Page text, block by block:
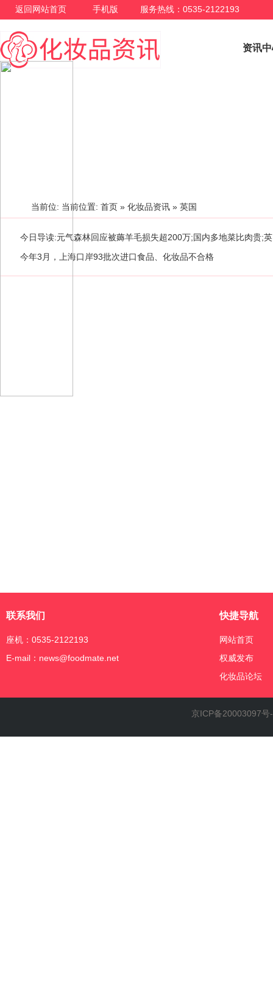
返回网站首页 手机版 服务热线：0535-2122193
资讯
当前位: 当前位置: 首页 » 化妆品资讯 » 英国
今日导读:元气森林回应被薅羊毛损失超200万;国内多地菜比肉贵;
日）
今年3月，上海口岸93批次进口食品、化妆品不合格
联系我们
座机：0535-2122193
E-mail：news@foodmate.net
快捷导航
网站首页
权威发布
化妆品论坛
京ICP备20003097号